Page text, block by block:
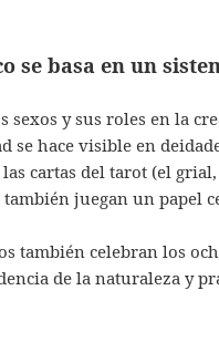
se basa en un
sexos y sus roles en la
se hace visible en
cartas del tarot (el
juegan un papel
también celebran los
de la naturaleza y